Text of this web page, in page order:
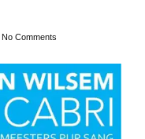
No Comments